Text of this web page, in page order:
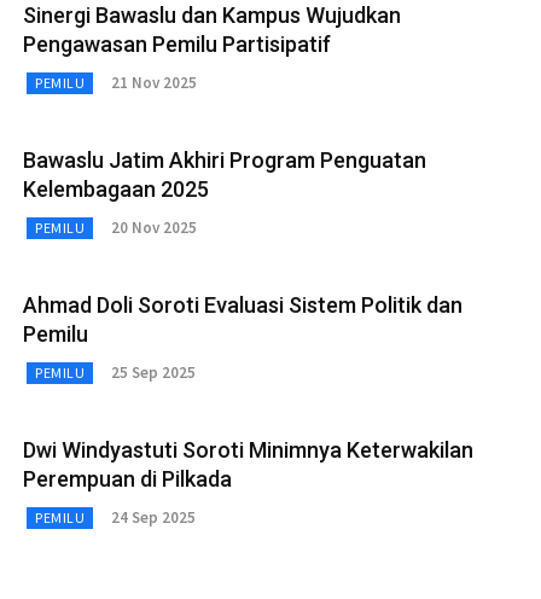
Sinergi Bawaslu dan Kampus Wujudkan
Pengawasan Pemilu Partisipatif
PEMILU 21 Nov 2025
Bawaslu Jatim Akhiri Program Penguatan
Kelembagaan 2025
PEMILU 20 Nov 2025
Ahmad Doli Soroti Evaluasi Sistem Politik dan
Pemilu
PEMILU 25 Sep 2025
Dwi Windyastuti Soroti Minimnya Keterwakilan
Perempuan di Pilkada
PEMILU 24 Sep 2025